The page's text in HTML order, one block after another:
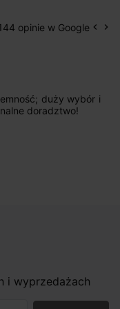
opinie w Google keyboard_arrow_left keyboard_arrow_right
duży wybór i
doradztwo!
i wyprzedażach